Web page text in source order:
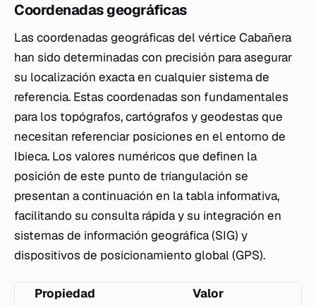
Coordenadas geográficas
Las coordenadas geográficas del vértice Cabañera
han sido determinadas con precisión para asegurar
su localización exacta en cualquier sistema de
referencia. Estas coordenadas son fundamentales
para los topógrafos, cartógrafos y geodestas que
necesitan referenciar posiciones en el entorno de
Ibieca. Los valores numéricos que definen la
posición de este punto de triangulación se
presentan a continuación en la tabla informativa,
facilitando su consulta rápida y su integración en
sistemas de información geográfica (SIG) y
dispositivos de posicionamiento global (GPS).
Propiedad
Valor